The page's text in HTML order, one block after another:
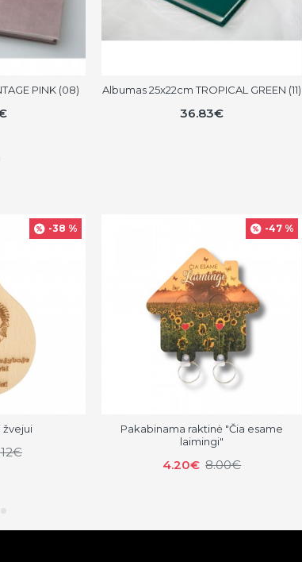
PINK (08) Albumas 25x22cm TROPICAL GREEN (11)
36.83€
-38 %
žvejui
-47 %
Pakabinama raktinė "Čia esame
laimingi"
4.20€ 8.00€